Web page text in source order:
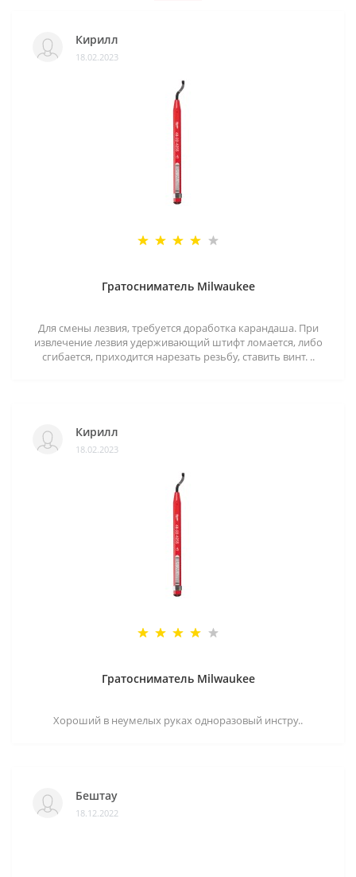
Кирилл
18.02.2023
Гратосниматель Milwaukee
Для смены лезвия, требуется доработка карандаша. При
извлечение лезвия удерживающий штифт ломается, либо
сгибается, приходится нарезать резьбу, ставить винт. ..
Кирилл
18.02.2023
Гратосниматель Milwaukee
Хороший в неумелых руках одноразовый инстру..
Бештау
18.12.2022